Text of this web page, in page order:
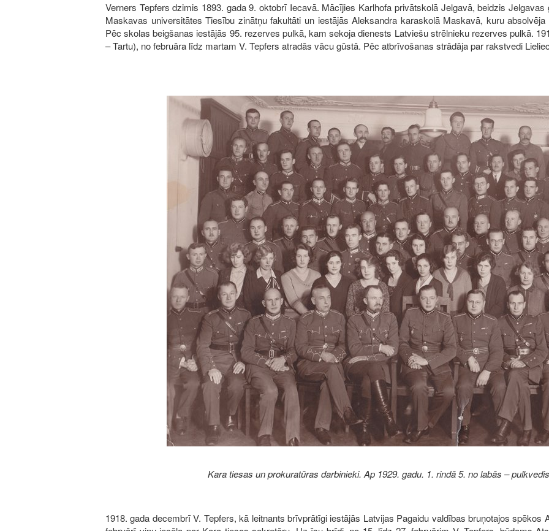
Verners Tepfers dzimis 1893. gada 9. oktobrī Iecavā. Mācījies Karlhofa privātskolā Jelgavā, beidzis Jelgavas
Maskavas universitātes Tiesību zinātņu fakultāti un iestājās Aleksandra karaskolā Maskavā, kuru
Pēc skolas beigšanas iestājās 95. rezerves pulkā, kam sekoja dienests Latviešu strēlnieku rezerves pulkā.
– Tartu), no februāra līdz martam V. Tepfers atradās vācu gūstā. Pēc atbrīvošanas strādāja par rakstvedi
Kara tiesas un prokuratūras darbinieki. Ap 1929. gadu. 1. rindā 5. no labās –
1918. gada decembrī V. Tepfers, kā leitnants brīvprātīgi iestājās Latvijas Pagaidu valdības bruņotajos spēkos